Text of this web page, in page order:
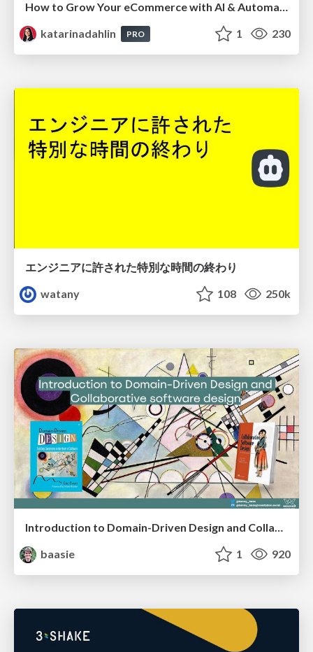
katarinadahlin
PRO 1 230
エンジニアに許された特別な時間の終わり
watany
108 250k
Introduction to Domain-Driven Design and Collaborative software design
baasie
1 920